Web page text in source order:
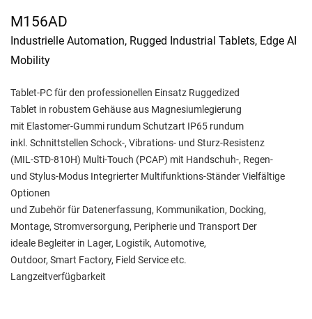
M156AD
Industrielle Automation, Rugged Industrial Tablets, Edge AI
Mobility
Tablet-PC für den professionellen Einsatz Ruggedized
Tablet in robustem Gehäuse aus Magnesiumlegierung
mit Elastomer-Gummi rundum Schutzart IP65 rundum
inkl. Schnittstellen Schock-, Vibrations- und Sturz-Resistenz
(MIL-STD-810H) Multi-Touch (PCAP) mit Handschuh-, Regen-
und Stylus-Modus Integrierter Multifunktions-Ständer Vielfältige
Optionen
und Zubehör für Datenerfassung, Kommunikation, Docking,
Montage, Stromversorgung, Peripherie und Transport Der
ideale Begleiter in Lager, Logistik, Automotive,
Outdoor, Smart Factory, Field Service etc.
Langzeitverfügbarkeit